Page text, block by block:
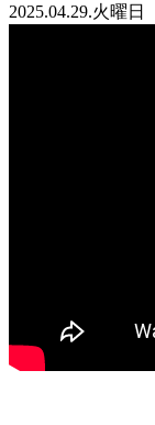
2025.04.29.火曜日